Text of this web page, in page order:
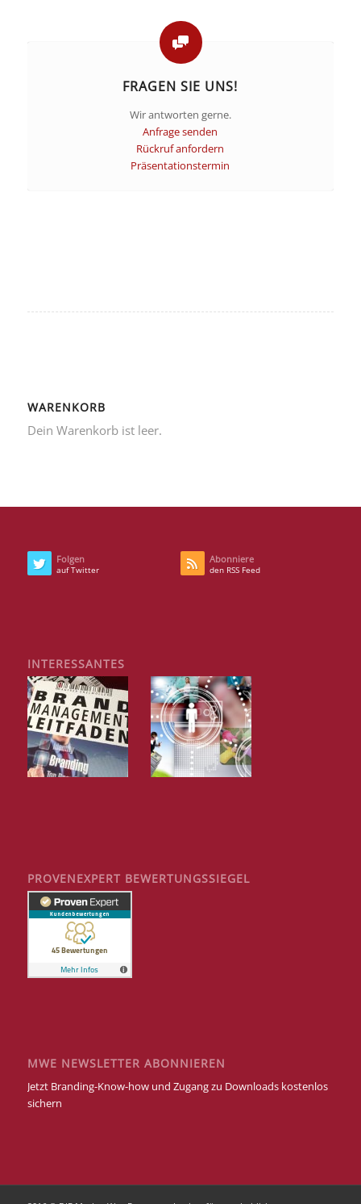
FRAGEN SIE UNS!
Wir antworten gerne.
Anfrage senden
Rückruf anfordern
Präsentationstermin
WARENKORB
Dein Warenkorb ist leer.
Folgen
auf Twitter
Abonniere
den RSS Feed
INTERESSANTES
PROVENEXPERT BEWERTUNGSSIEGEL
MWE NEWSLETTER ABONNIEREN
Jetzt Branding-Know-how und Zugang zu Downloads kostenlos
sichern